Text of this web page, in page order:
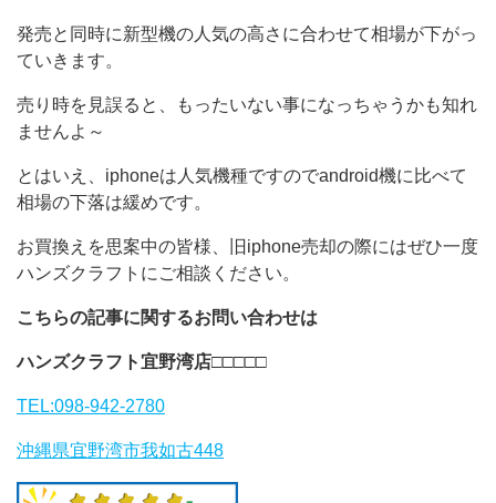
発売と同時に新型機の人気の高さに合わせて相場が下がっ
ていきます。
売り時を見誤ると、もったいない事になっちゃうかも知れ
ませんよ～
とはいえ、iphoneは人気機種ですのでandroid機に比べて
相場の下落は緩めです。
お買換えを思案中の皆様、旧iphone売却の際にはぜひ一度
ハンズクラフトにご相談ください。
こちらの記事に関するお問い合わせは
ハンズクラフト宜野湾店□□□□□
TEL:098-942-2780
沖縄県宜野湾市我如古448